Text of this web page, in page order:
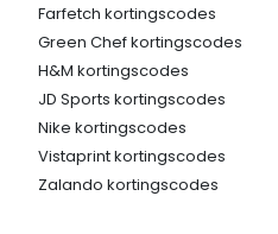
Farfetch kortingscodes
Green Chef kortingscodes
H&M kortingscodes
JD Sports kortingscodes
Nike kortingscodes
Vistaprint kortingscodes
Zalando kortingscodes